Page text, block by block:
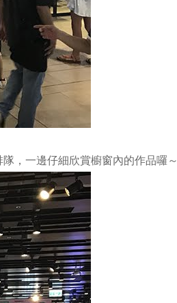
，一邊仔細欣賞櫥窗內的作品囉～